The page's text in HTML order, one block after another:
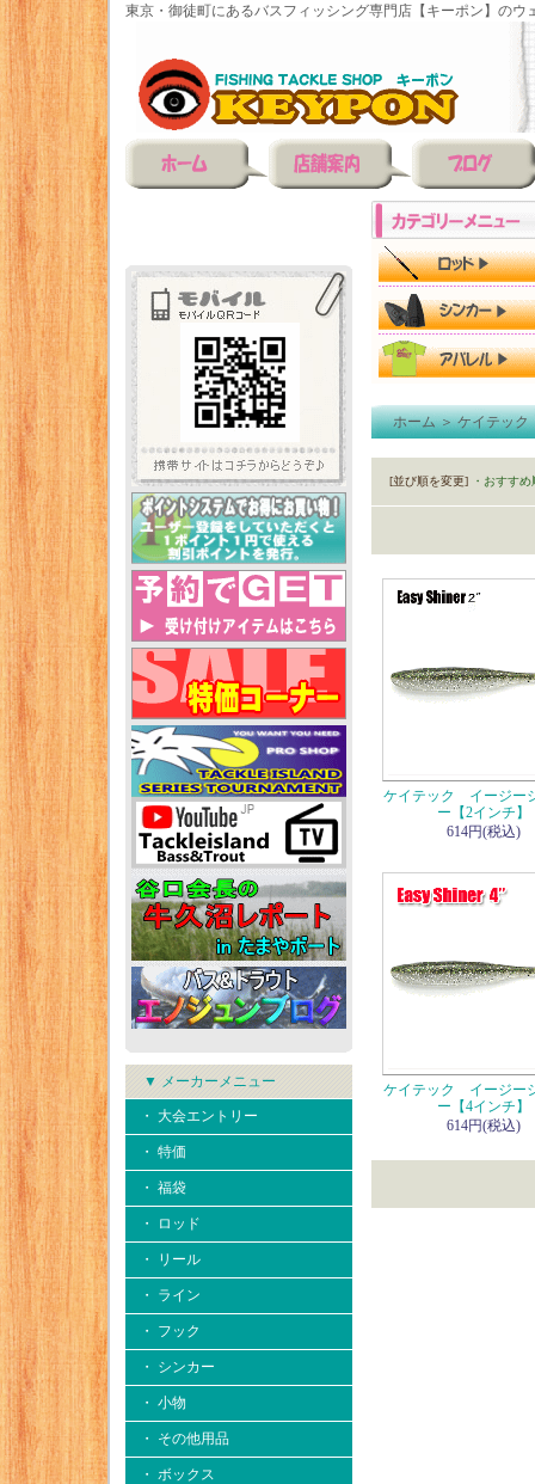
東京・御徒町にあるバスフィッシング専門店【キーポン】のウ
▼ メーカーメニュー
・ 大会エントリー
・ 特価
・ 福袋
・ ロッド
・ リール
・ ライン
・ フック
・ シンカー
・ 小物
・ その他用品
・ ボックス
ホーム＞ケイテック
[並び順を変更] ・おすすめ
ケイテック イージー
ー【2インチ】
614円(税込)
ケイテック イージー
ー【4インチ】
614円(税込)